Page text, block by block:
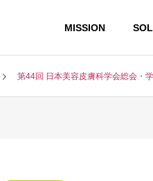
MISSION
第44回 日本美容皮膚科学会総会・